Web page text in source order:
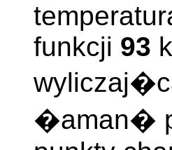
funkcji 93
�aman�